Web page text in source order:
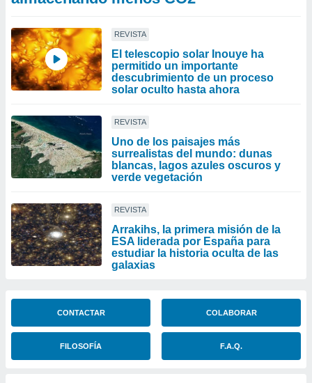
REVISTA
El telescopio solar Inouye ha
permitido un importante
descubrimiento de un proceso
solar oculto hasta ahora
REVISTA
Uno de los paisajes más
surrealistas del mundo: dunas
blancas, lagos azules oscuros y
verde vegetación
REVISTA
Arrakihs, la primera misión de la
ESA liderada por España para
estudiar la historia oculta de las
galaxias
CONTACTAR COLABORAR
FILOSOFÍA F.A.Q.